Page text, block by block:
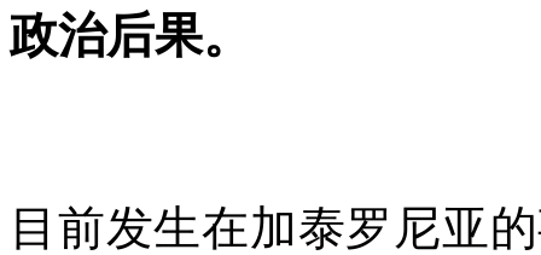
政治后果。
目前发生在加泰罗尼亚